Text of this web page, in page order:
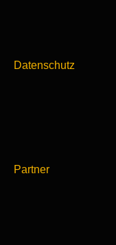
Datenschutz
Partner